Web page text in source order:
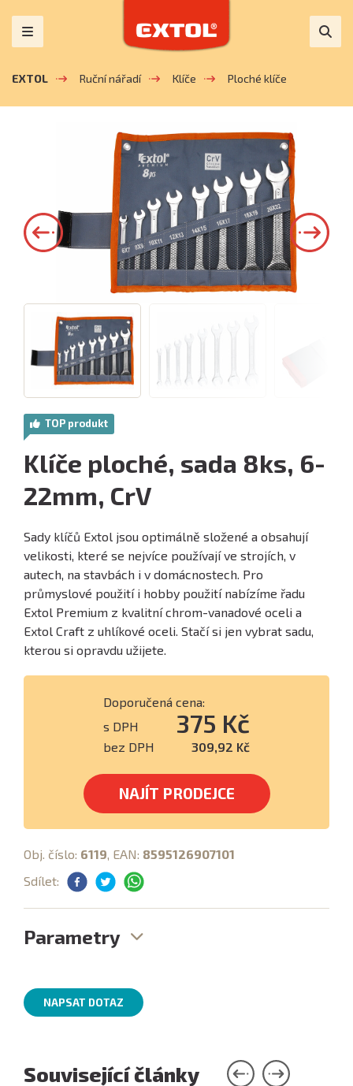
EXTOL Ruční nářadí Klíče Ploché klíče
TOP produkt
Klíče ploché, sada 8ks, 6-
22mm, CrV
Sady klíčů Extol jsou optimálně složené a obsahují
velikosti, které se nejvíce používají ve strojích, v
autech, na stavbách i v domácnostech. Pro
průmyslové použití i hobby použití nabízíme řadu
Extol Premium z kvalitní chrom-vanadové oceli a
Extol Craft z uhlíkové oceli. Stačí si jen vybrat sadu,
kterou si opravdu užijete.
Doporučená cena:
s DPH
375 Kč
bez DPH 309,92 Kč
NAJÍT PRODEJCE
Obj. číslo: 6119 , EAN: 8595126907101
Sdílet:
Parametry
NAPSAT DOTAZ
Související články